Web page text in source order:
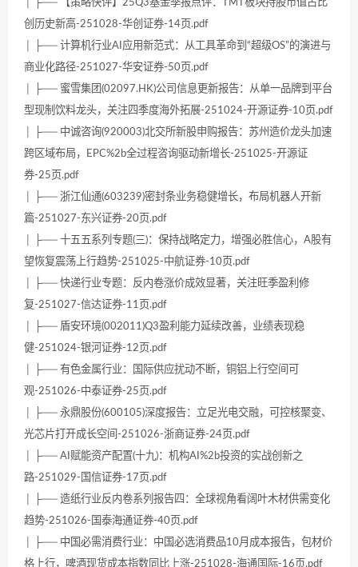
│ ├── 【策略快评】25Q3基金季报点评：TMT板块持股市值占比
创历史新高-251028-华创证券-14页.pdf
│ ├── 计算机行业AI应用新范式：从工具革命到“超级OS”的演进与
商业化路径-251027-华安证券-50页.pdf
│ ├── 蜜雪集团(02097.HK)公司信息更新报告：从单一品牌到平台
型现制饮料龙头，关注四季度海外拓展-251024-开源证券-10页.pdf
│ ├── 中诚咨询(920003)北交所新股申购报告：苏州造价龙头加速
跨区域布局，EPC%2b全过程咨询驱动新增长-251025-开源证
券-25页.pdf
│ ├── 浙江仙通(603239)密封条业务稳健增长，布局机器人开新
篇-251027-东兴证券-20页.pdf
│ ├── 十五五系列专题(三)：保持战略定力，增强必胜信心，A股有
望恢复震荡上行趋势-251025-中航证券-10页.pdf
│ ├── 快递行业专题：反内卷涨价成效显著，关注旺季盈利修
复-251027-信达证券-11页.pdf
│ ├── 盾安环境(002011)Q3盈利能力延续改善，业绩表现稳
健-251024-银河证券-12页.pdf
│ ├── 有色金属行业：国际供应扰动不断，铜铝上行空间可
观-251026-中泰证券-25页.pdf
│ ├── 永鼎股份(600105)深度报告：立足光电交融，可控核聚变、
光芯片打开成长空间-251026-浙商证券-24页.pdf
│ ├── AI赋能资产配置(十九)：机构AI%2b投资的实战创新之
路-251029-国信证券-17页.pdf
│ ├── 造纸行业反内卷系列报告四：全球视角看阔叶木材供需变化
趋势-251026-国泰海通证券-40页.pdf
│ ├── 中国必需消费行业：中国必选消费品10月成本报告，包材价
格上行，啤酒现货成本指数同比上涨-251028-海通国际-16页.pdf